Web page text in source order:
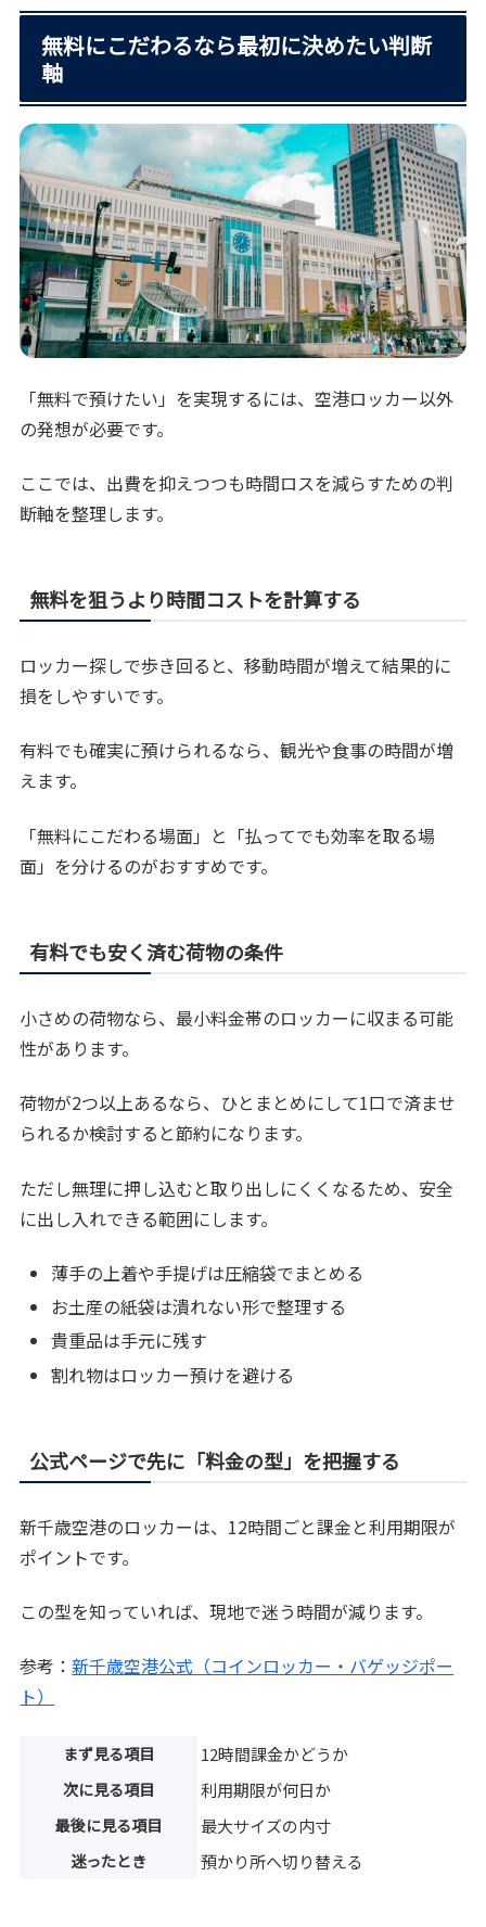
無料にこだわるなら最初に決めたい判断
軸
「無料で預けたい」を実現するには、空港ロッカー以外
の発想が必要です。
ここでは、出費を抑えつつも時間ロスを減らすための判
断軸を整理します。
無料を狙うより時間コストを計算する
ロッカー探しで歩き回ると、移動時間が増えて結果的に
損をしやすいです。
有料でも確実に預けられるなら、観光や食事の時間が増
えます。
「無料にこだわる場面」と「払ってでも効率を取る場
面」を分けるのがおすすめです。
有料でも安く済む荷物の条件
小さめの荷物なら、最小料金帯のロッカーに収まる可能
性があります。
荷物が2つ以上あるなら、ひとまとめにして1口で済ませ
られるか検討すると節約になります。
ただし無理に押し込むと取り出しにくくなるため、安全
に出し入れできる範囲にします。
薄手の上着や手提げは圧縮袋でまとめる
お土産の紙袋は潰れない形で整理する
貴重品は手元に残す
割れ物はロッカー預けを避ける
公式ページで先に「料金の型」を把握する
新千歳空港のロッカーは、12時間ごと課金と利用期限が
ポイントです。
この型を知っていれば、現地で迷う時間が減ります。
参考：新千歳空港公式（コインロッカー・バゲッジポー
ト）
まず見る項目 12時間課金かどうか
次に見る項目 利用期限が何日か
最後に見る項目 最大サイズの内寸
迷ったとき 預かり所へ切り替える